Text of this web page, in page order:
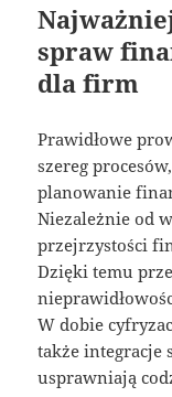
spraw
dla firm
Prawidłowe
szereg
planowanie
Niezależnie od
przejrzystości
Dzięki temu
W dobie
także integracje
usprawniają